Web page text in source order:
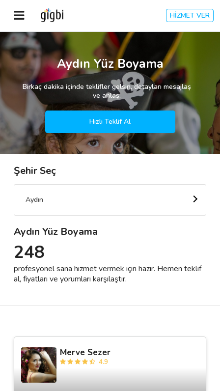
HİZMET VER
Anasayfa
Giriş Yap
Kayıt Ol
Kategoriler
🎈 Biz Kimiz?
🌟 Müşteri Değerlendirmeleri
Destek
İletişim
Aydın Yüz Boyama
Birkaç dakika içinde teklifler gelsin, detayları mesajlaş
ve anlaş.
Hızlı Teklif Al
Şehir Seç
Aydın
Aydın Yüz Boyama
248
profesyonel sana hizmet vermek için hazır. Hemen teklif
al, fiyatları ve yorumları karşılaştır.
Merve Sezer
4.9